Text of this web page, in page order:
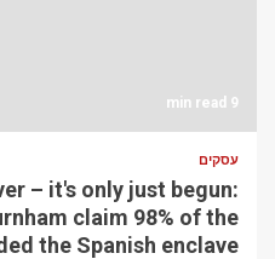
9 min read
עסקים
– it's only just begun:
claim 98% of the
the Spanish enclave